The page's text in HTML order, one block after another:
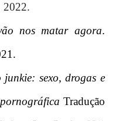
2022.
nos matar agora.
junkie: sexo, drogas e
Tradução